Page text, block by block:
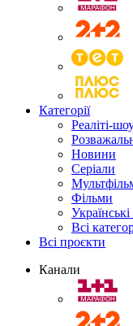
Категорії
Реаліті-
Новини
Серіали
Фільми
Всі
Всі проєкти
Канали